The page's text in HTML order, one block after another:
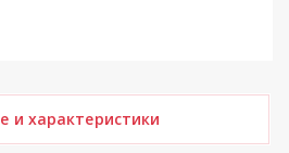
и характеристики